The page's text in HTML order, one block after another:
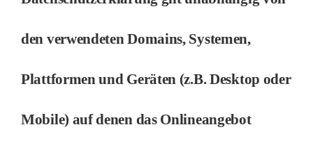
den verwendeten Domains, Systemen,
Plattformen und Geräten (z.B. Desktop oder
Mobile) auf denen das Onlineangebot